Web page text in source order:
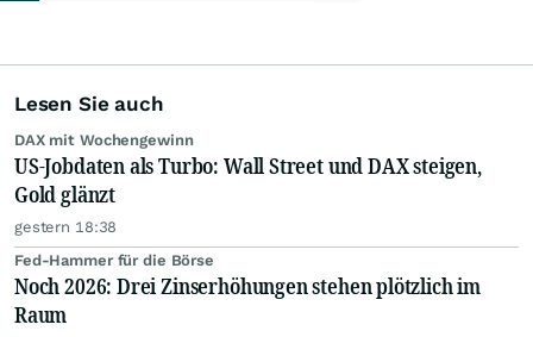
Lesen Sie auch
DAX mit Wochengewinn
US-Jobdaten als Turbo: Wall Street und DAX steigen,
Gold glänzt
gestern 18:38
Fed-Hammer für die Börse
Noch 2026: Drei Zinserhöhungen stehen plötzlich im
Raum